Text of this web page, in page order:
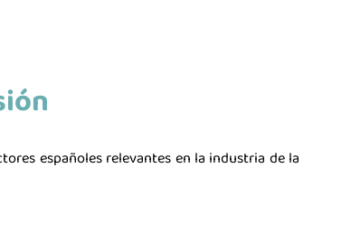
la Ciencia
españoles relevantes en la industria de la